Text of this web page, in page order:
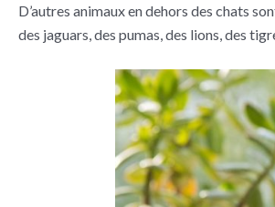
D’autres animaux en dehors des chats
des jaguars, des pumas, des lions, des